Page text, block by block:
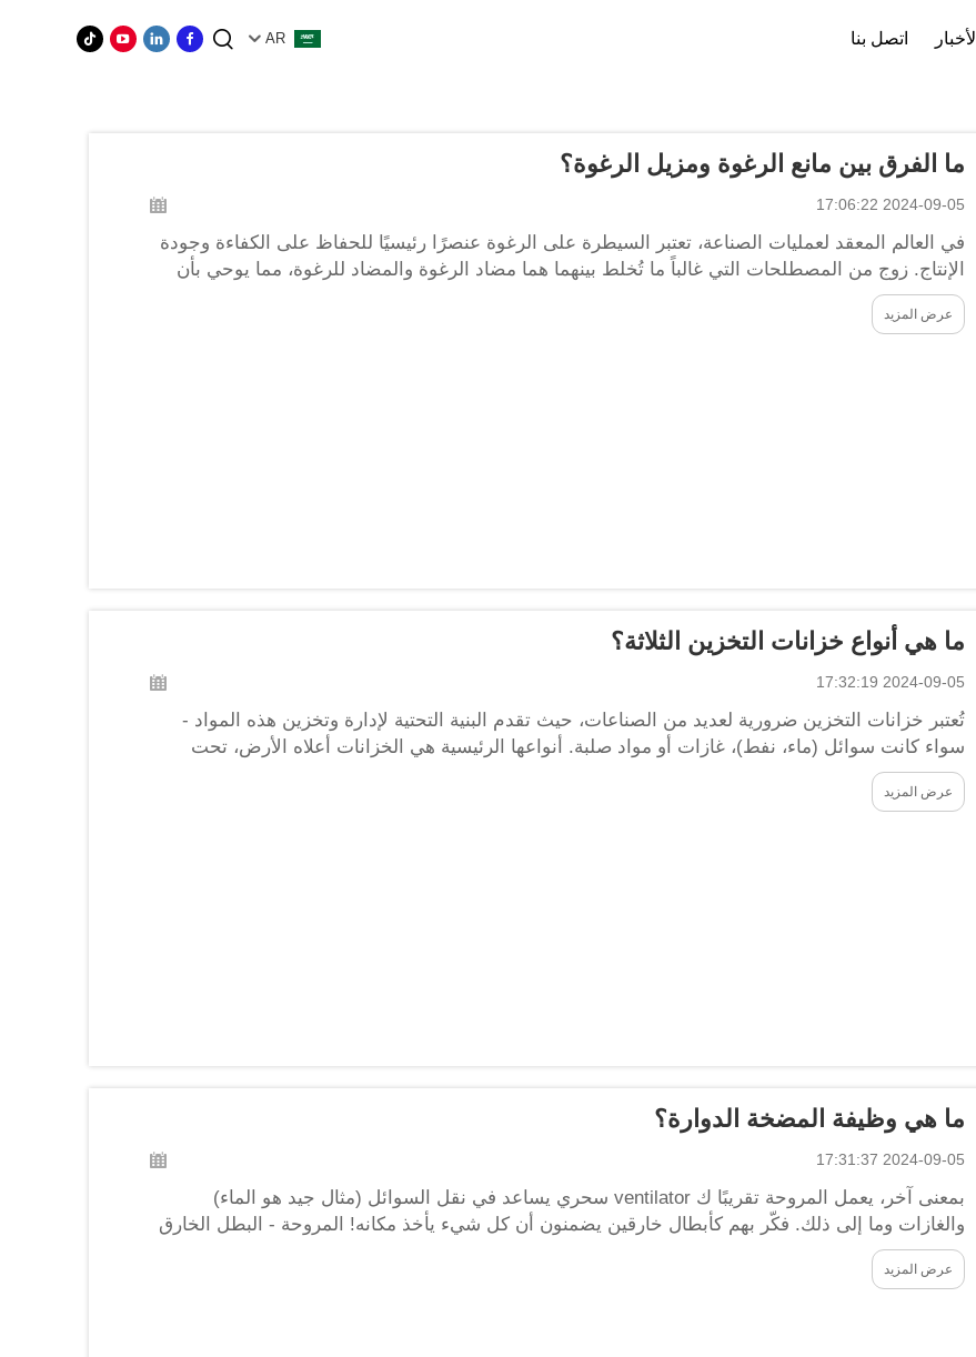
الأخبار اتصل بنا AR
ما الفرق بين مانع الرغوة ومزيل الرغوة؟
2024-09-05 17:06:22
في العالم المعقد لعمليات الصناعة، تعتبر السيطرة على الرغوة عنصرًا رئيسيًا للحفاظ على الكفاءة وجودة
الإنتاج. زوج من المصطلحات التي غالباً ما تُخلط بينهما هما مضاد الرغوة والمضاد للرغوة، مما يوحي بأن
الرغوة لا ينبغي أن تتشكل عند...
عرض المزيد
ما هي أنواع خزانات التخزين الثلاثة؟
2024-09-05 17:32:19
تُعتبر خزانات التخزين ضرورية لعديد من الصناعات، حيث تقدم البنية التحتية لإدارة وتخزين هذه المواد -
سواء كانت سوائل (ماء، نفط)، غازات أو مواد صلبة. أنواعها الرئيسية هي الخزانات أعلاه الأرض، تحت
الأرض وخزانات الضغط الجوي...
عرض المزيد
ما هي وظيفة المضخة الدوارة؟
2024-09-05 17:31:37
بمعنى آخر، يعمل المروحة تقريبًا ك ventilator سحري يساعد في نقل السوائل (مثال جيد هو الماء)
والغازات وما إلى ذلك. فكّر بهم كأبطال خارقين يضمنون أن كل شيء يأخذ مكانه! المروحة - البطل الخارق
للمراوح...
عرض المزيد